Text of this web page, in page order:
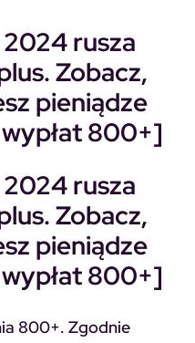
rusza
Zobacz,
pieniądze
800+]
rusza
Zobacz,
pieniądze
800+]
800+. Zgodnie